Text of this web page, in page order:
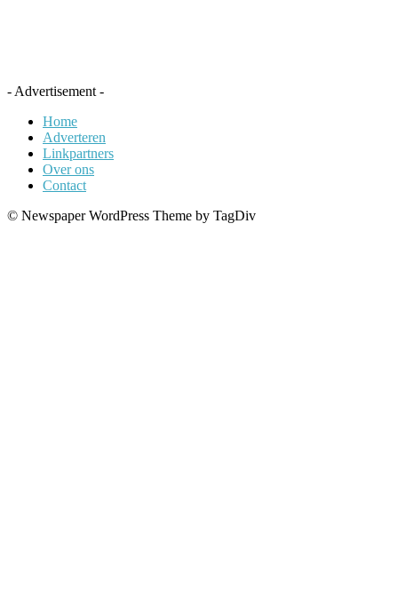
- Advertisement -
Home
Adverteren
Linkpartners
Over ons
Contact
© Newspaper WordPress Theme by TagDiv